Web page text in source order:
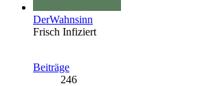
DerWahnsinn
Frisch Infiziert
Beiträge
246